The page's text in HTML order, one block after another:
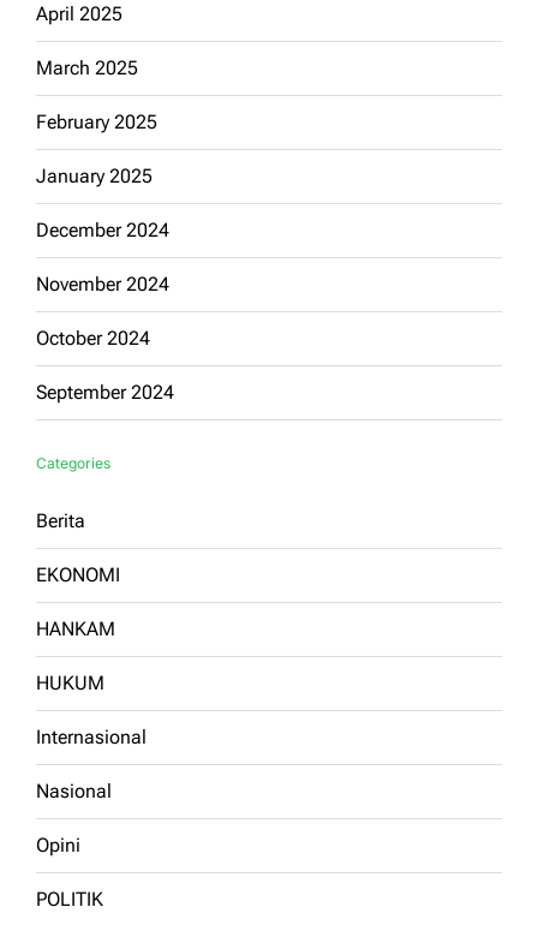
April 2025
March 2025
February 2025
January 2025
December 2024
November 2024
October 2024
September 2024
Categories
Berita
EKONOMI
HANKAM
HUKUM
Internasional
Nasional
Opini
POLITIK